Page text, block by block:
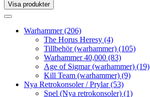
Visa produkter
Toggle
Toggle
navigationWarhammer(206)
The Horus Heresy (4)
Tillbehör (warhammer) (105)
Warhammer 40,000 (83)
Age of Sigmar (warhammer) (19)
Kill Team (warhammer) (9)
Nya Retrokonsoler / Prylar(53)
Spel (Nya retrokonsoler) (1)